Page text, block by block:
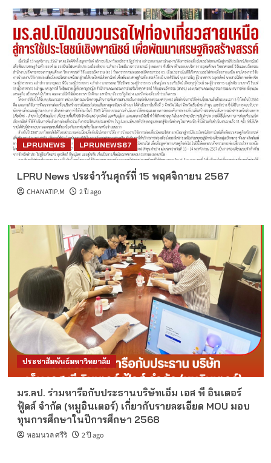
LPRUNEWS LPRUNEWS67
LPRU News ประจำวันศุกร์ที่ 15 พฤศจิกายน 2567
CHANATIP.M 2 ปี ago
ประชาสัมพันธ์มหาวิทยาลัย
มร.ลป. ร่วมหารือกับประธานบริษัทเอ็ม เอส พี อินเตอร์
ฟู้ดส์ จำกัด (หมูอินเตอร์) เกี่ยวกับรายละเอียด MOU มอบ
ทุนการศึกษาในปีการศึกษา 2568
หอมนวล ศรีริ 2 ปี ago